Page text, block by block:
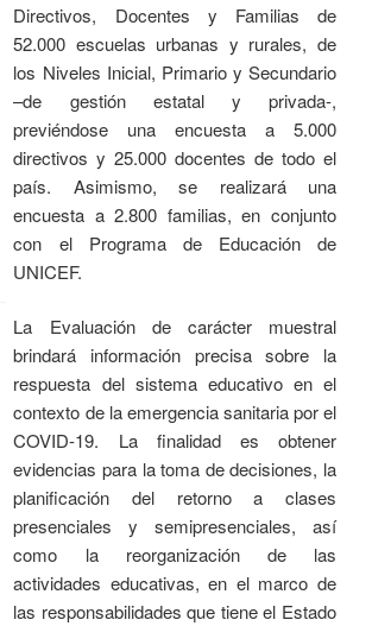
Directivos, Docentes y Familias de
52.000 escuelas urbanas y rurales, de
los Niveles Inicial, Primario y Secundario
–de gestión estatal y privada-,
previéndose una encuesta a 5.000
directivos y 25.000 docentes de todo el
país. Asimismo, se realizará una
encuesta a 2.800 familias, en conjunto
con el Programa de Educación de
UNICEF.
La Evaluación de carácter muestral
brindará información precisa sobre la
respuesta del sistema educativo en el
contexto de la emergencia sanitaria por el
COVID-19. La finalidad es obtener
evidencias para la toma de decisiones, la
planificación del retorno a clases
presenciales y semipresenciales, así
como la reorganización de las
actividades educativas, en el marco de
las responsabilidades que tiene el Estado